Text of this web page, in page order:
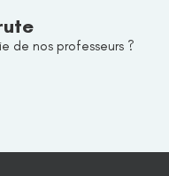
de nos professeurs ?